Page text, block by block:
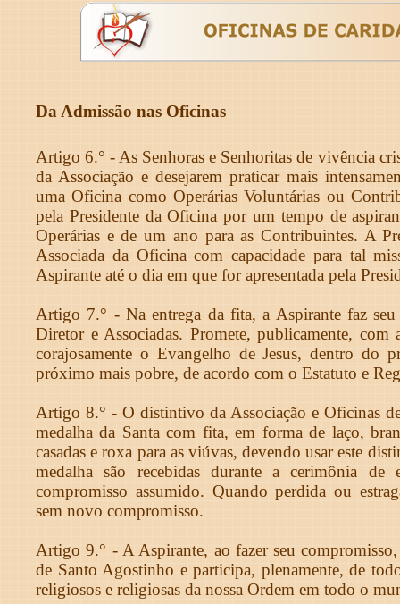
Da Admissão nas Oficinas
Artigo 6.° - As Senhoras e Senhoritas de vivência
da Associação e desejarem praticar mais
uma Oficina como Operárias Voluntárias ou
pela Presidente da Oficina por um tempo de
Operárias e de um ano para as Contribuintes. A
Associada da Oficina com capacidade para tal
Aspirante até o dia em que for apresentada pela
Artigo 7.° - Na entrega da fita, a Aspirante faz
Diretor e Associadas. Promete, publicamente,
corajosamente o Evangelho de Jesus, dentro do
próximo mais pobre, de acordo com o Estatuto e
Artigo 8.° - O distintivo da Associação e Oficinas
medalha da Santa com fita, em forma de laço,
casadas e roxa para as viúvas, devendo usar este
medalha são recebidas durante a cerimônia
compromisso assumido. Quando perdida ou
sem novo compromisso.
Artigo 9.° - A Aspirante, ao fazer seu
de Santo Agostinho e participa, plenamente, de
religiosos e religiosas da nossa Ordem em todo o